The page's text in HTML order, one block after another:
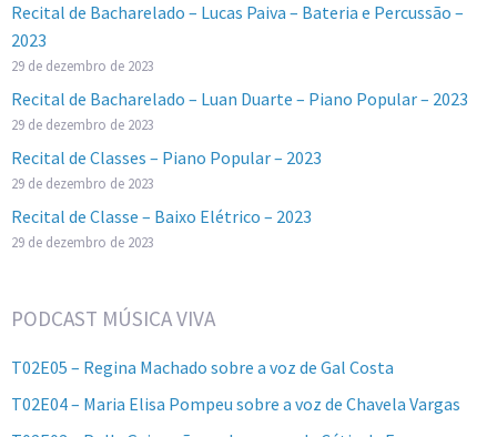
Recital de Bacharelado – Lucas Paiva – Bateria e Percussão –
2023
29 de dezembro de 2023
Recital de Bacharelado – Luan Duarte – Piano Popular – 2023
29 de dezembro de 2023
Recital de Classes – Piano Popular – 2023
29 de dezembro de 2023
Recital de Classe – Baixo Elétrico – 2023
29 de dezembro de 2023
PODCAST MÚSICA VIVA
T02E05 – Regina Machado sobre a voz de Gal Costa
T02E04 – Maria Elisa Pompeu sobre a voz de Chavela Vargas